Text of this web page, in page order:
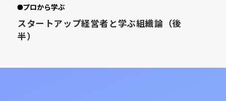
プロから学ぶ
スタートアップ経営者と学ぶ組織論（後
半）